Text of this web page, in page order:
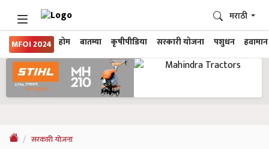
MFOI 2024 होम बातम्या कृषीपीडिया सरकारी योजना पशुधन हवामान
मराठी
सरकारी योजना